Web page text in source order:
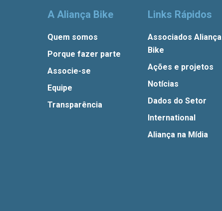
A Aliança Bike
Quem somos
Porque fazer parte
Associe-se
Equipe
Transparência
Links Rápidos
Associados Aliança
Bike
Ações e projetos
Notícias
Dados do Setor
International
Aliança na Mídia